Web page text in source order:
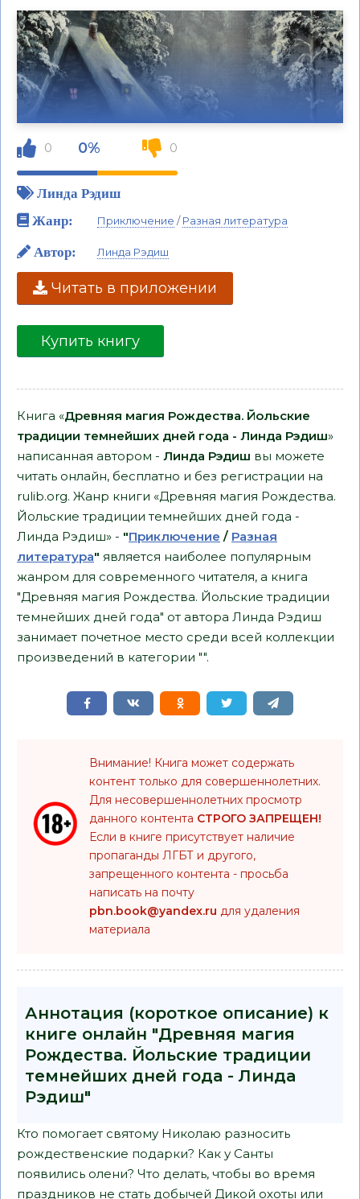
0 0% 0
Линда Рэдиш
Жанр:
Приключение /Разная литература
Автор: Линда Рэдиш
Читать в приложении
Купить книгу
Книга «Древняя магия Рождества. Йольские
традиции темнейших дней года - Линда Рэдиш»
написанная автором - Линда Рэдиш вы можете
читать онлайн, бесплатно и без регистрации на
rulib.org. Жанр книги «Древняя магия Рождества.
Йольские традиции темнейших дней года -
Линда Рэдиш» - "Приключение / Разная
литература" является наиболее популярным
жанром для современного читателя, а книга
"Древняя магия Рождества. Йольские традиции
темнейших дней года" от автора Линда Рэдиш
занимает почетное место среди всей коллекции
произведений в категории "".
Внимание! Книга может содержать
контент только для совершеннолетних.
Для несовершеннолетних просмотр
данного контента СТРОГО ЗАПРЕЩЕН!
Если в книге присутствует наличие
пропаганды ЛГБТ и другого,
запрещенного контента - просьба
написать на почту
pbn.book@yandex.ru для удаления
материала
Аннотация (короткое описание) к
книге онлайн "Древняя магия
Рождества. Йольские традиции
темнейших дней года - Линда
Рэдиш"
Кто помогает святому Николаю разносить
рождественские подарки? Как у Санты
появились олени? Что делать, чтобы во время
праздников не стать добычей Дикой охоты или